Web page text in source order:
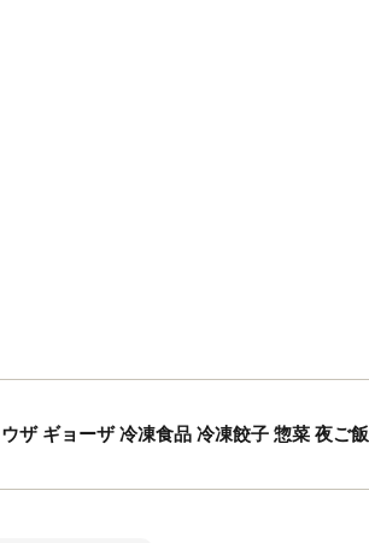
ザ ギョーザ 冷凍食品 冷凍餃子 惣菜 夜ご